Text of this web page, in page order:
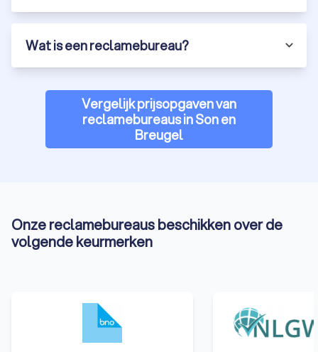
Wat is een reclamebureau?
Vergelijk prijsopgaven van
reclamebureaus in Son en
Breugel
Onze reclamebureaus beschikken over de
volgende keurmerken